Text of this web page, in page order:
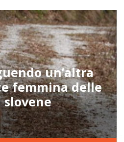
un’altra
femmina delle
slovene